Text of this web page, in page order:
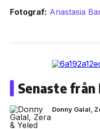
Fotograf: Anastasia
Senaste från
Donny Galal,